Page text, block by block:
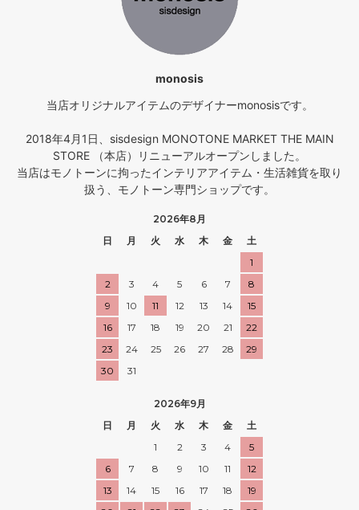
monosis
当店オリジナルアイテムのデザイナーmonosisです。
2018年4月1日、sisdesign MONOTONE MARKET THE MAIN
STORE （本店）リニューアルオープンしました。
当店はモノトーンに拘ったインテリアアイテム・生活雑貨を取り
扱う、モノトーン専門ショップです。
2026年8月
日
月 火 水 木 金
土
1
2
3 4 5 6 7
8
9
10 11 12 13 14
15
16
17 18 19 20 21
22
23
24 25 26 27 28
29
30
31
2026年9月
日
月 火 水 木 金
土
1
2 3 4
5
6
7 8 9 10 11
12
13
14 15 16 17 18
19